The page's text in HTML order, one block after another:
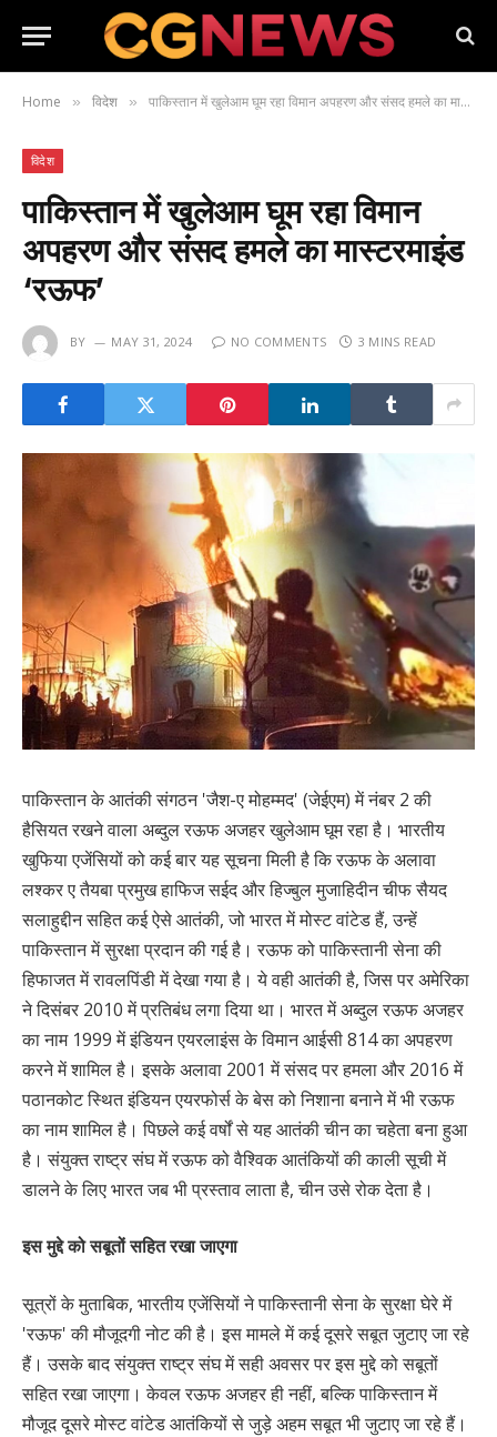
Home » विदेश » पाकिस्तान में खुलेआम घूम रहा विमान अपहरण और संसद हमले का मास्टरमाइंड ‘रऊफ’
विदेश
पाकिस्तान में खुलेआम घूम रहा विमान
अपहरण और संसद हमले का मास्टरमाइंड
‘रऊफ’
BY MAY 31, 2024 NO COMMENTS 3 MINS READ
पाकिस्तान के आतंकी संगठन 'जैश-ए मोहम्मद' (जेईएम) में नंबर 2 की
हैसियत रखने वाला अब्दुल रऊफ अजहर खुलेआम घूम रहा है। भारतीय
खुफिया एजेंसियों को कई बार यह सूचना मिली है कि रऊफ के अलावा
लश्कर ए तैयबा प्रमुख हाफिज सईद और हिज्बुल मुजाहिदीन चीफ सैयद
सलाहुद्दीन सहित कई ऐसे आतंकी, जो भारत में मोस्ट वांटेड हैं, उन्हें
पाकिस्तान में सुरक्षा प्रदान की गई है। रऊफ को पाकिस्तानी सेना की
हिफाजत में रावलपिंडी में देखा गया है। ये वही आतंकी है, जिस पर अमेरिका
ने दिसंबर 2010 में प्रतिबंध लगा दिया था। भारत में अब्दुल रऊफ अजहर
का नाम 1999 में इंडियन एयरलाइंस के विमान आईसी 814 का अपहरण
करने में शामिल है। इसके अलावा 2001 में संसद पर हमला और 2016 में
पठानकोट स्थित इंडियन एयरफोर्स के बेस को निशाना बनाने में भी रऊफ
का नाम शामिल है। पिछले कई वर्षों से यह आतंकी चीन का चहेता बना हुआ
है। संयुक्त राष्ट्र संघ में रऊफ को वैश्विक आतंकियों की काली सूची में
डालने के लिए भारत जब भी प्रस्ताव लाता है, चीन उसे रोक देता है।
इस मुद्दे को सबूतों सहित रखा जाएगा
सूत्रों के मुताबिक, भारतीय एजेंसियों ने पाकिस्तानी सेना के सुरक्षा घेरे में
'रऊफ' की मौजूदगी नोट की है। इस मामले में कई दूसरे सबूत जुटाए जा रहे
हैं। उसके बाद संयुक्त राष्ट्र संघ में सही अवसर पर इस मुद्दे को सबूतों
सहित रखा जाएगा। केवल रऊफ अजहर ही नहीं, बल्कि पाकिस्तान में
मौजूद दूसरे मोस्ट वांटेड आतंकियों से जुड़े अहम सबूत भी जुटाए जा रहे हैं।